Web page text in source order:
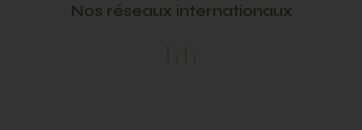
Nos réseaux internationaux